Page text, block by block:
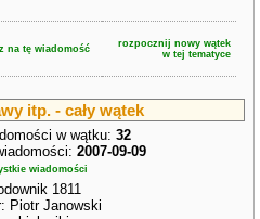
na tę wiadomość
rozpocznij nowy wątek
w tej tematyce
itp. - cały wątek
w wątku: 32
2007-09-09
wiadomości
1811
Piotr Janowski